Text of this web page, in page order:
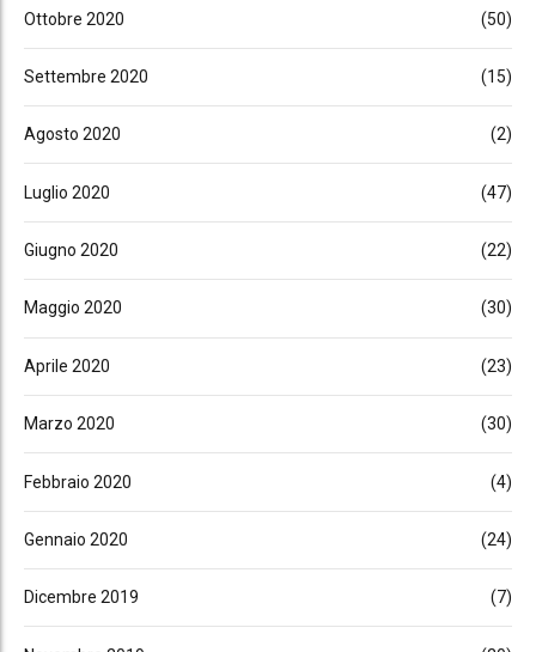
Ottobre 2020 (50)
Settembre 2020 (15)
Agosto 2020 (2)
Luglio 2020 (47)
Giugno 2020 (22)
Maggio 2020 (30)
Aprile 2020 (23)
Marzo 2020 (30)
Febbraio 2020 (4)
Gennaio 2020 (24)
Dicembre 2019 (7)